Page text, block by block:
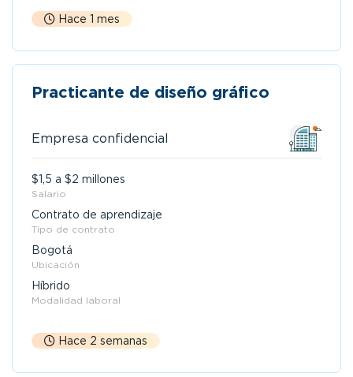
Hace 1 mes
Practicante de diseño gráfico
Empresa confidencial
$1,5 a $2 millones
Salario
Contrato de aprendizaje
Tipo de contrato
Bogotá
Ubicación
Híbrido
Modalidad laboral
Hace 2 semanas